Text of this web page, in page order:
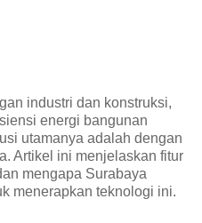
industri dan konstruksi,
energi bangunan
utamanya adalah dengan
Artikel ini menjelaskan fitur
mengapa Surabaya
menerapkan teknologi ini.